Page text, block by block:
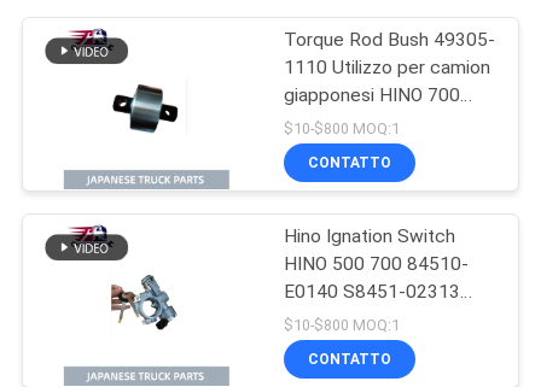
Torque Rod Bush 49305-
1110 Utilizzo per camion
giapponesi HINO 700
P11C Hino Mixer Truck
Parts
$10-$800 MOQ:1
CONTATTO
Hino Ignation Switch
HINO 500 700 84510-
E0140 S8451-02313
Utilizzo Per camion
giapponese Per parti di
motore Hino
$10-$800 MOQ:1
CONTATTO